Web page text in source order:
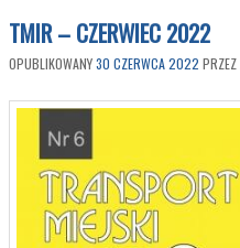
TMIR – CZERWIEC 2022
OPUBLIKOWANY30 CZERWCA 2022 PRZEZ